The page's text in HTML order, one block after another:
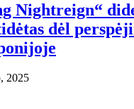
Nightreign“
dėl
2025